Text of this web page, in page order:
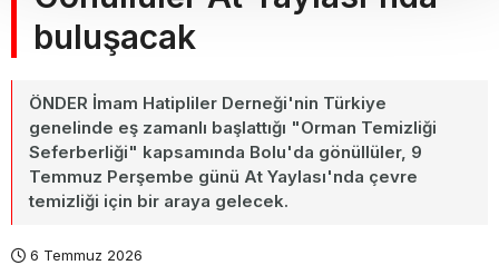
buluşacak
ÖNDER İmam Hatipliler Derneği'nin Türkiye
genelinde eş zamanlı başlattığı "Orman Temizliği
Seferberliği" kapsamında Bolu'da gönüllüler, 9
Temmuz Perşembe günü At Yaylası'nda çevre
temizliği için bir araya gelecek.
6 Temmuz 2026